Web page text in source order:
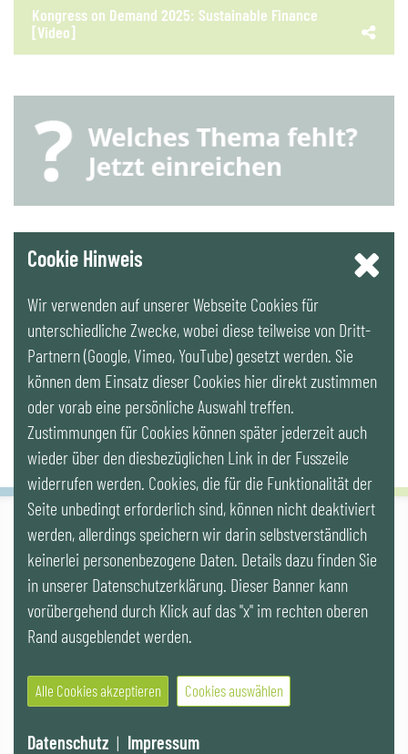
Kongress on Demand 2025: Sustainable Finance
[Video]
YouTube
LinkedIn
Newsletter
IG LEBENSZYKLUS BAU
Wipplingerstr. 10/Top 9, Stoß im Himmel, A-1010 Wien
office@ig-lebenszyklus.at
Kontakt
Videos |Veranstaltungen
© 2021 IG LEBENSZYKLUS BAU
Website by SUNNY ROCKET MediaHouse
Cookie Hinweis
Wir verwenden auf unserer Webseite Cookies für
unterschiedliche Zwecke, wobei diese teilweise von Dritt-
Partnern (Google, Vimeo, YouTube) gesetzt werden. Sie
können dem Einsatz dieser Cookies hier direkt zustimmen
oder vorab eine persönliche Auswahl treffen.
Zustimmungen für Cookies können später jederzeit auch
wieder über den diesbezüglichen Link in der Fusszeile
widerrufen werden. Cookies, die für die Funktionalität der
Seite unbedingt erforderlich sind, können nicht deaktiviert
werden, allerdings speichern wir darin selbstverständlich
keinerlei personenbezogene Daten. Details dazu finden Sie
in unserer Datenschutzerklärung. Dieser Banner kann
vorübergehend durch Klick auf das "x" im rechten oberen
Rand ausgeblendet werden.
Alle Cookies akzeptieren Cookies auswählen
Datenschutz | Impressum